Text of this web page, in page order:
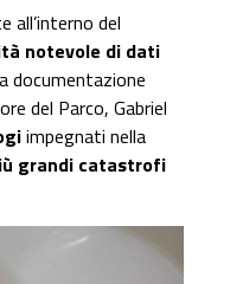
all’interno del
notevole di dati
documentazione
del Parco, Gabriel
impegnati nella
grandi catastrofi